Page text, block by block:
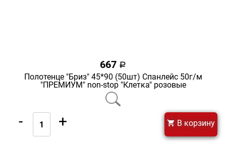
667 a
Полотенце "Бриз" 45*90 (50шт) Спанлейс 50г/м
"ПРЕМИУМ" non-stop "Клетка" розовые
- + В корзину